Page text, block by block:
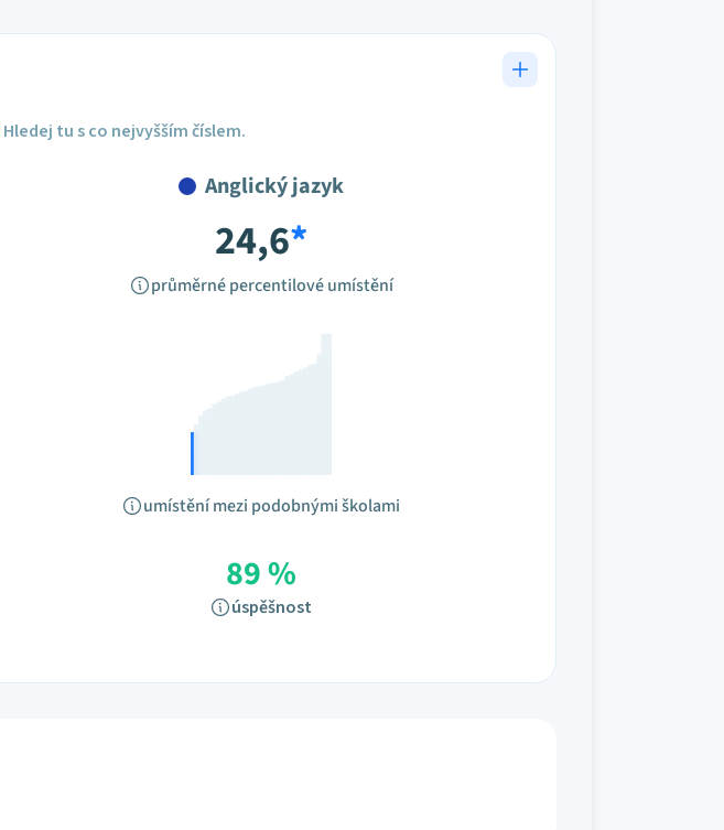
Hledej tu s co nejvyšším číslem.
Anglický jazyk
24,6*
průměrné percentilové umístění
umístění mezi podobnými školami
89 %
úspěšnost